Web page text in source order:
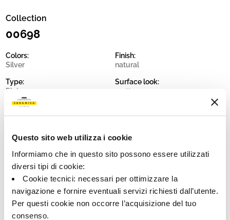
Questo sito web utilizza i cookie
Informiamo che in questo sito possono essere utilizzati
diversi tipi di cookie:
Cookie tecnici: necessari per ottimizzare la
navigazione e fornire eventuali servizi richiesti dall’utente.
Per questi cookie non occorre l’acquisizione del tuo
consenso.
Collection
00698
Colors:
Silver
Type:
Plain
Format:
90.0x90.0
Finish:
natural
Surface look:
matt
V2
Unit of measure:
Share: